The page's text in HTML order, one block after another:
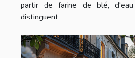
partir de farine de blé,
distinguent...